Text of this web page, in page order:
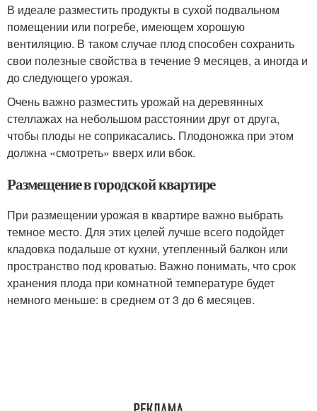
В идеале разместить продукты в сухой подвальном
помещении или погребе, имеющем хорошую
вентиляцию. В таком случае плод способен сохранить
свои полезные свойства в течение 9 месяцев, а иногда и
до следующего урожая.
Очень важно разместить урожай на деревянных
стеллажах на небольшом расстоянии друг от друга,
чтобы плоды не соприкасались. Плодоножка при этом
должна «смотреть» вверх или вбок.
Размещение в городской квартире
При размещении урожая в квартире важно выбрать
темное место. Для этих целей лучше всего подойдет
кладовка подальше от кухни, утепленный балкон или
пространство под кроватью. Важно понимать, что срок
хранения плода при комнатной температуре будет
немного меньше: в среднем от 3 до 6 месяцев.